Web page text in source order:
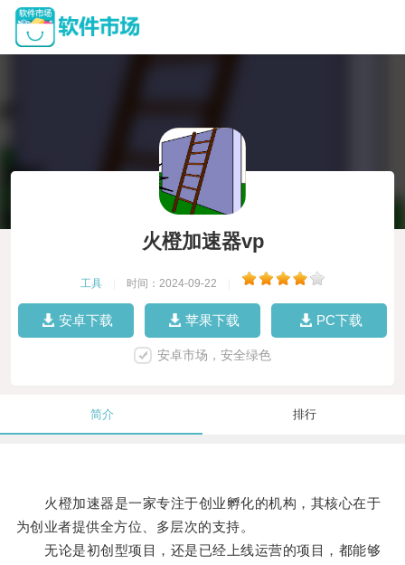
火橙加速器vp
工具 时间：2024-09-22
安卓下载 苹果下载 PC下载
安卓市场，安全绿色
简介 排行
火橙加速器是一家专注于创业孵化的机构，其核心在于
为创业者提供全方位、多层次的支持。
无论是初创型项目，还是已经上线运营的项目，都能够